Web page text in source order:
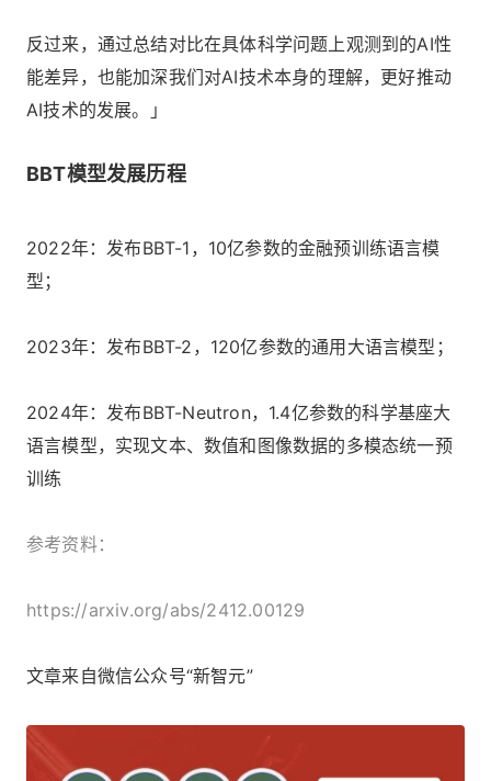
反过来，通过总结对比在具体科学问题上观测到的AI性
能差异，也能加深我们对AI技术本身的理解，更好推动
AI技术的发展。」
BBT模型发展历程
2022年：发布BBT-1，10亿参数的金融预训练语言模
型；
2023年：发布BBT-2，120亿参数的通用大语言模型；
2024年：发布BBT-Neutron，1.4亿参数的科学基座大
语言模型，实现文本、数值和图像数据的多模态统一预
训练
参考资料：
https://arxiv.org/abs/2412.00129
文章来自微信公众号“新智元”